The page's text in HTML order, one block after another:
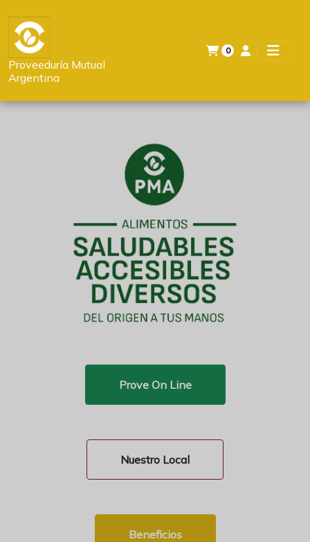
Proveeduría Mutual
Argentina
0
Prove On Line
Nuestro Local
Beneficios